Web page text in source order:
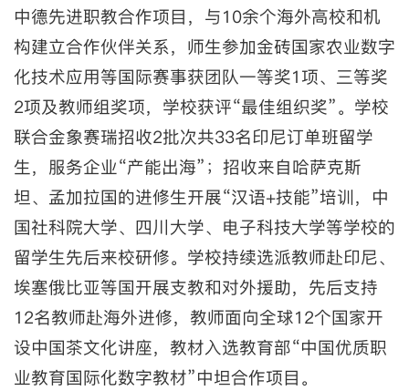
中德先进职教合作项目，与10余个海外高校和机
构建立合作伙伴关系，师生参加金砖国家农业数字
化技术应用等国际赛事获团队一等奖1项、三等奖
2项及教师组奖项，学校获评“最佳组织奖”。学校
联合金象赛瑞招收2批次共33名印尼订单班留学
生，服务企业“产能出海”；招收来自哈萨克斯
坦、孟加拉国的进修生开展“汉语+技能”培训，中
国社科院大学、四川大学、电子科技大学等学校的
留学生先后来校研修。学校持续选派教师赴印尼、
埃塞俄比亚等国开展支教和对外援助，先后支持
12名教师赴海外进修，教师面向全球12个国家开
设中国茶文化讲座，教材入选教育部“中国优质职
业教育国际化数字教材”中坦合作项目。